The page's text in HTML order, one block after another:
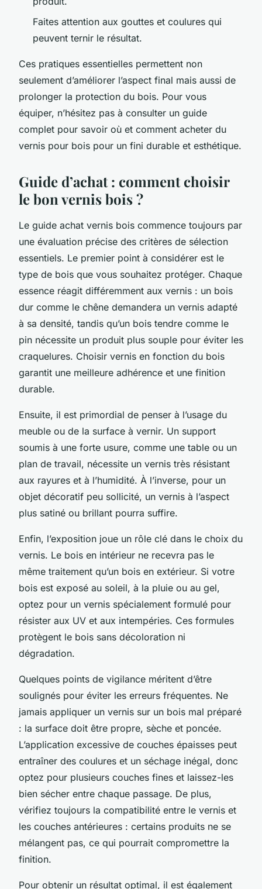
Faites attention aux gouttes et coulures qui
peuvent ternir le résultat.
Ces pratiques essentielles permettent non
seulement d’améliorer l’aspect final mais aussi de
prolonger la protection du bois. Pour vous
équiper, n’hésitez pas à consulter un guide
complet pour savoir où et comment acheter du
vernis pour bois pour un fini durable et esthétique.
Guide d’achat : comment choisir
le bon vernis bois ?
Le guide achat vernis bois commence toujours par
une évaluation précise des critères de sélection
essentiels. Le premier point à considérer est le
type de bois que vous souhaitez protéger. Chaque
essence réagit différemment aux vernis : un bois
dur comme le chêne demandera un vernis adapté
à sa densité, tandis qu’un bois tendre comme le
pin nécessite un produit plus souple pour éviter les
craquelures. Choisir vernis en fonction du bois
garantit une meilleure adhérence et une finition
durable.
Ensuite, il est primordial de penser à l’usage du
meuble ou de la surface à vernir. Un support
soumis à une forte usure, comme une table ou un
plan de travail, nécessite un vernis très résistant
aux rayures et à l’humidité. À l’inverse, pour un
objet décoratif peu sollicité, un vernis à l’aspect
plus satiné ou brillant pourra suffire.
Enfin, l’exposition joue un rôle clé dans le choix du
vernis. Le bois en intérieur ne recevra pas le
même traitement qu’un bois en extérieur. Si votre
bois est exposé au soleil, à la pluie ou au gel,
optez pour un vernis spécialement formulé pour
résister aux UV et aux intempéries. Ces formules
protègent le bois sans décoloration ni
dégradation.
Quelques points de vigilance méritent d’être
soulignés pour éviter les erreurs fréquentes. Ne
jamais appliquer un vernis sur un bois mal préparé
: la surface doit être propre, sèche et poncée.
L’application excessive de couches épaisses peut
entraîner des coulures et un séchage inégal, donc
optez pour plusieurs couches fines et laissez-les
bien sécher entre chaque passage. De plus,
vérifiez toujours la compatibilité entre le vernis et
les couches antérieures : certains produits ne se
mélangent pas, ce qui pourrait compromettre la
finition.
Pour obtenir un résultat optimal, il est également